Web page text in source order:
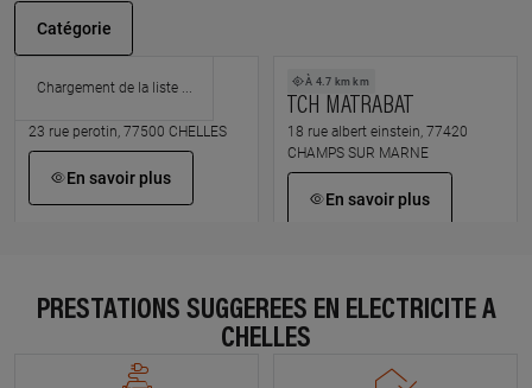
Catégorie
À 0.7 km km
23 rue perotin, 77500 CHELLES
En savoir plus
À 4.7 km km
TCH MATRABAT
18 rue albert einstein, 77420
CHAMPS SUR MARNE
En savoir plus
RENOVETONBIEN RMR MULTISERVICES
2 rue du pre des aulnes, 77340
PRESTATIONS SUGGÉRÉES EN ÉLECTRICITÉ À
CHELLES